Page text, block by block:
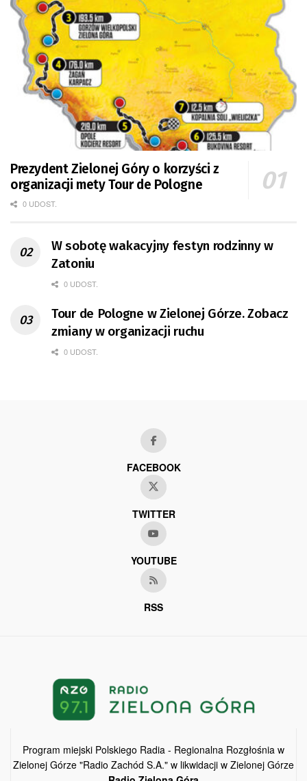
Prezydent Zielonej Góry o korzyści z
organizacji mety Tour de Pologne
0 UDOST.
W sobotę wakacyjny festyn rodzinny w
Zatoniu
0 UDOST.
Tour de Pologne w Zielonej Górze. Zobacz
zmiany w organizacji ruchu
0 UDOST.
FACEBOOK
TWITTER
YOUTUBE
RSS
Program miejski Polskiego Radia - Regionalna Rozgłośnia w
Zielonej Górze "Radio Zachód S.A." w likwidacji w Zielonej Górze